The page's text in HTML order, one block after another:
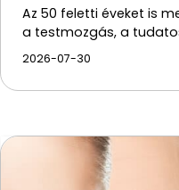
Az 50 feletti éveket is
a testmozgás, a
2026-07-30